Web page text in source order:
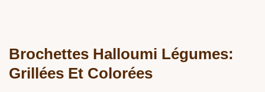
Brochettes Halloumi Légumes:
Grillées Et Colorées